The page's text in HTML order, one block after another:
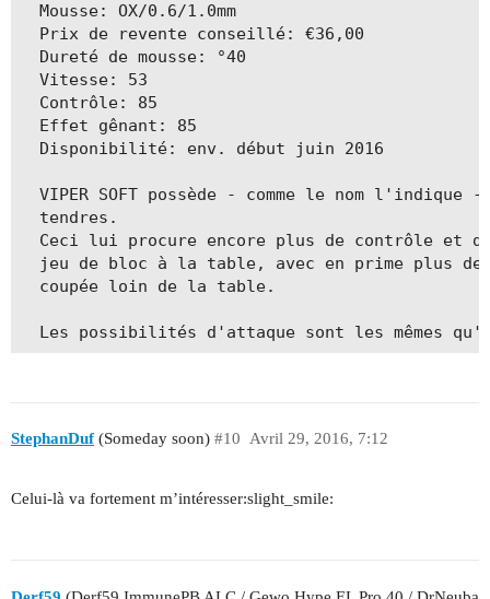
  Mousse: OX/0.6/1.0mm
  Prix de revente conseillé: €36,00
  Dureté de mousse: °40
  Vitesse: 53
  Contrôle: 85
  Effet gênant: 85
  Disponibilité: env. début juin 2016
VIPER SOFT possède - comme le nom l'indique -
  tendres.
Ceci lui procure encore plus de contrôle et
jeu de bloc à la table, avec en prime plus de
  coupée loin de la table.
Les possibilités d'attaque sont les mêmes
StephanDuf(Someday soon) Avril 29, 2016, 7:12
#10
Celui-là va fortement m’intéresser:slight_smile: